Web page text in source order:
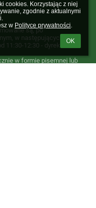
cookies. Korzystając z niej
zgodnie z aktualnymi
w Polityce prywatności.
OK
są, po
w następujących
11:30-12:30 - dyrektor
w formie pisemnej lub